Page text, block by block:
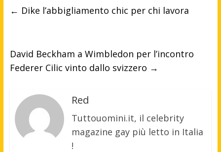
← Dike l’abbigliamento chic per chi lavora
David Beckham a Wimbledon per l’incontro
Federer Cilic vinto dallo svizzero →
Red
Tuttouomini.it, il celebrity
magazine gay più letto in Italia
!